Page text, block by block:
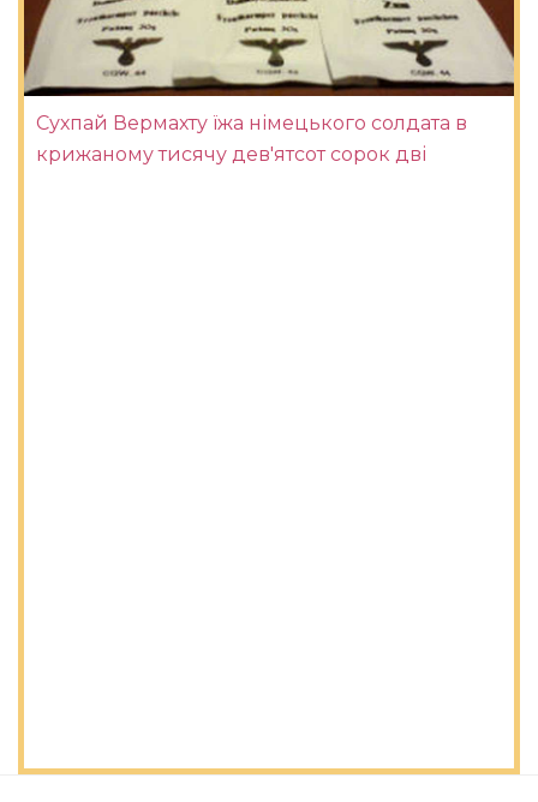
Сухпай Вермахту їжа німецького солдата в
крижаному тисячу дев'ятсот сорок дві